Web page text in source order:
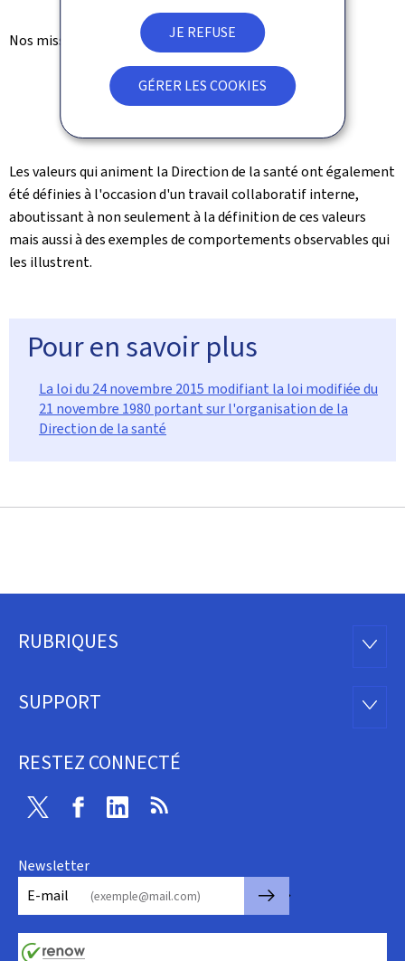
JE REFUSE
GÉRER LES COOKIES
Nos missions se retrouvent au sein de notre slogan:
Les valeurs qui animent la Direction de la santé ont également
été définies à l'occasion d'un travail collaboratif interne,
aboutissant à non seulement à la définition de ces valeurs
mais aussi à des exemples de comportements observables qui
les illustrent.
Pour en savoir plus
La loi du 24 novembre 2015 modifiant la loi modifiée du
21 novembre 1980 portant sur l'organisation de la
Direction de la santé
Pied
page
RUBRIQUES
SUPPORT
RESTEZ CONNECTÉ
Twitter FacebookLinkedIn
Newsletter
E-mail
🡒